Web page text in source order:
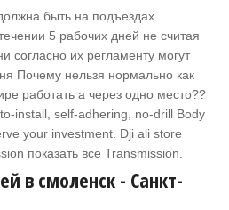
быть на подъездах
5 рабочих дней не считая
согласно их регламенту могут
Почему нельзя нормально как
работать а через одно место??
install, self-adhering, no-drill Body
your investment. Dji ali store
показать все Transmission.
в смоленск - Санкт-